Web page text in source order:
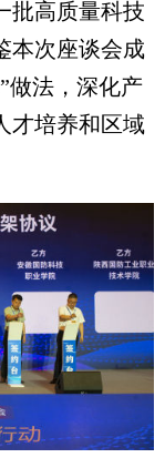
批高质量科技
本次座谈会成
做法，深化产
才培养和区域